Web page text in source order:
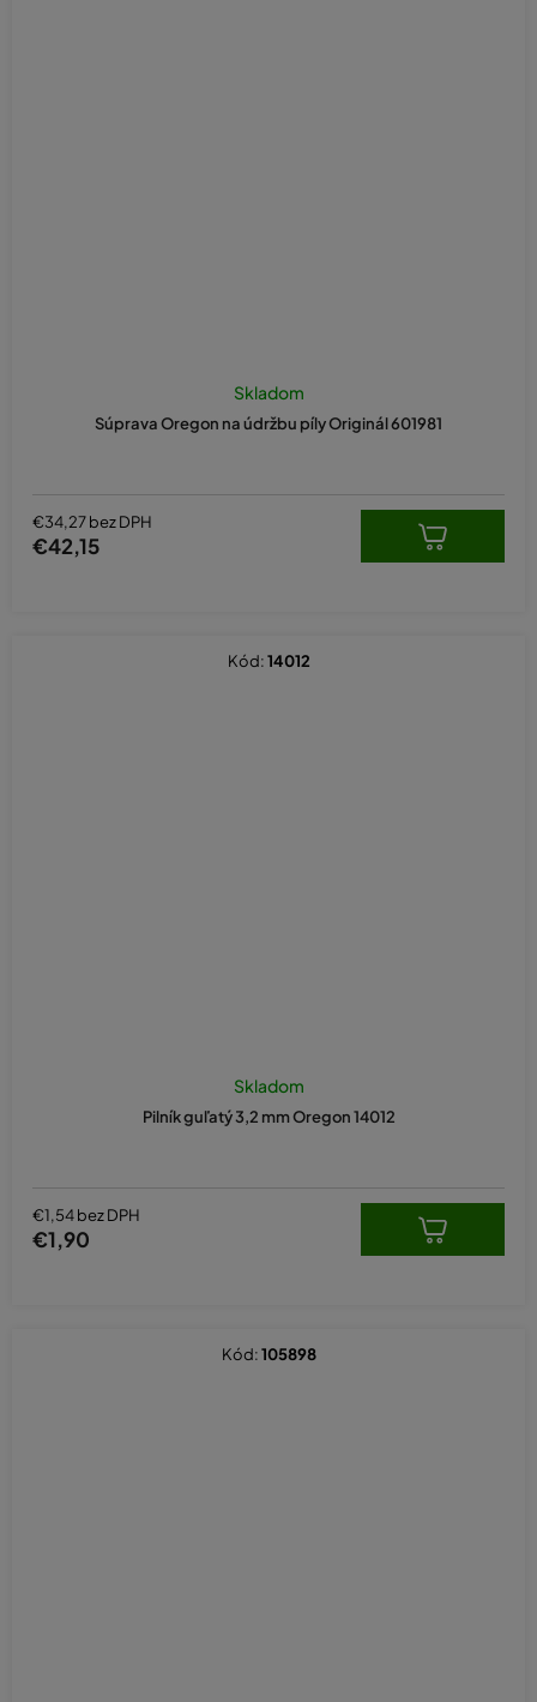
Súprava Oregon na údržbu píly Originál 601981
Skladom
€34,27 bez DPH
€42,15
Pilník guľatý 3,2 mm Oregon 14012
hodnotenie
je
Skladom
€1,54 bez DPH
€1,90
Kód:14012
Kód:105898